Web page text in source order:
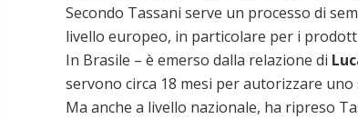
Secondo Tassani serve un processo di
livello europeo, in particolare per i
In Brasile – è emerso dalla relazione di
servono circa 18 mesi per autorizzare
Ma anche a livello nazionale, ha ripreso